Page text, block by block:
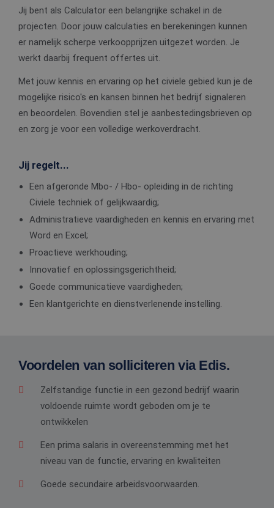
Jij bent als Calculator een belangrijke schakel in de
projecten. Door jouw calculaties en berekeningen kunnen
er namelijk scherpe verkoopprijzen uitgezet worden. Je
werkt daarbij frequent offertes uit.
Met jouw kennis en ervaring op het civiele gebied kun je de
mogelijke risico's en kansen binnen het bedrijf signaleren
en beoordelen. Bovendien stel je aanbestedingsbrieven op
en zorg je voor een volledige werkoverdracht.
Jij regelt...
Een afgeronde Mbo- / Hbo- opleiding in de richting
Civiele techniek of gelijkwaardig;
Administratieve vaardigheden en kennis en ervaring met
Word en Excel;
Proactieve werkhouding;
Innovatief en oplossingsgerichtheid;
Goede communicatieve vaardigheden;
Een klantgerichte en dienstverlenende instelling.
Voordelen van solliciteren via Edis.
Zelfstandige functie in een gezond bedrijf waarin
voldoende ruimte wordt geboden om je te
ontwikkelen
Een prima salaris in overeenstemming met het
niveau van de functie, ervaring en kwaliteiten
Goede secundaire arbeidsvoorwaarden.